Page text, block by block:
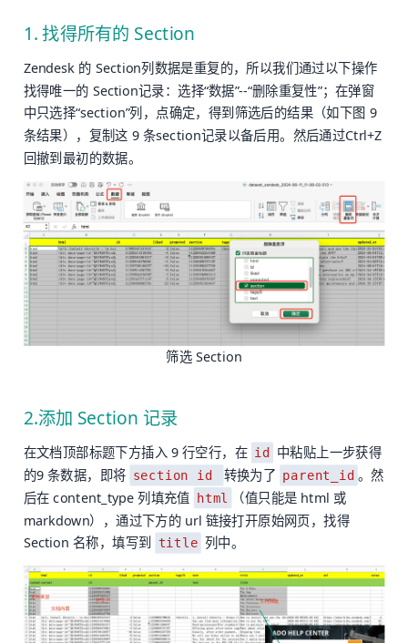
1. 找得所有的 Section
Zendesk 的 Section列数据是重复的，所以我们通过以下操作
找得唯一的 Section记录：选择“数据”--“删除重复性”；在弹窗
中只选择“section”列，点确定，得到筛选后的结果（如下图 9
条结果），复制这 9 条section记录以备后用。然后通过Ctrl+Z
回撤到最初的数据。
筛选 Section
2.添加 Section 记录
在文档顶部标题下方插入 9 行空行，在 id 中粘贴上一步获得
的9 条数据，即将 section id 转换为了 parent_id 。然
后在 content_type 列填充值 html （值只能是 html 或
markdown），通过下方的 url 链接打开原始网页，找得
Section 名称，填写到 title 列中。